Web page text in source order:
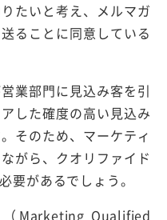
たいと考え、メルマガ
ることに同意している
業部門に見込み客を引
した確度の高い見込み
そのため、マーケティ
がら、クオリファイド
要があるでしょう。
Marketing Qualified